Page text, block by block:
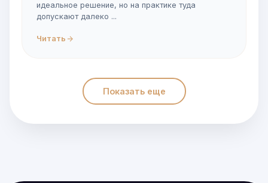
идеальное решение, но на практике туда
допускают далеко ...
Читать
Показать еще